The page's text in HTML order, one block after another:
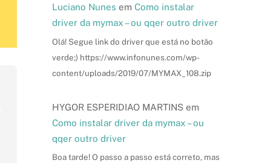
Luciano Nunes em Como instalar
driver da mymax – ou qqer outro driver
Olá! Segue link do driver que está no botão
verde;) https://www.infonunes.com/wp-
content/uploads/2019/07/MYMAX_108.zip
HYGOR ESPERIDIAO MARTINSem
Como instalar driver da mymax – ou
qqer outro driver
Boa tarde! O passo a passo está correto, mas